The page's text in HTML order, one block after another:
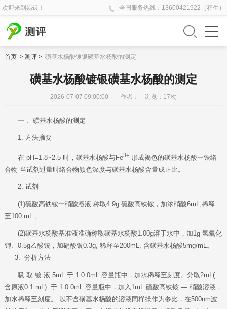
欢迎来到易镀！ 全国 服务热线： 13600421922（程生）
首页> 测评> 磺基水杨酸镀银磺基水杨酸的测定
磺基水杨酸镀银磺基水杨酸的测定
2026-07-07 09:00:00 作者： 浏览： 17次
一 、磺基水杨酸的测定
1. 方法摘要
在 pH=1.8~2.5 时，磺基水杨酸与Fe3+形成褐色的磺基水杨酸一铁络
合物 当试剂过量时络合物颜色深度与磺基水杨酸含量成正比。
2. 试剂
(1)硫酸高铁铵一硝酸溶液 称取4.9g 硫酸高铁铵，加浓硝酸6mL,稀释
至100 mL ;
(2)磺基水杨酸基准液准确称取磺基水杨酸1.00g溶于水中，加1g 氢氧化
钾、0.5g乙酸铵，加硝酸银0.3g, 稀释至200mL, 含磺基水杨酸5mg/mL。
3. 分析方法
吸 取 镀 液 5mL 于 1 0 0mL 容量瓶中，加水稀释至刻度。分取2mL(
含原液0.1 mL) 于 1 0 0mL 容量瓶中，加入1mL 硫酸高铁铵 — 硝酸溶液，
加水稀释至刻度。 以不含磺基水杨酸的溶液同样操作为参比，在500nm波